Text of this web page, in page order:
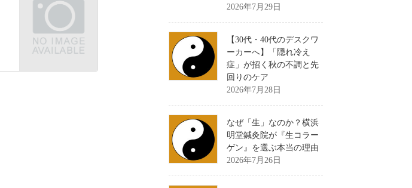
2026年7月29日
【30代・40代のデスクワ
ーカーへ】「隠れ冷え
症」が招く秋の不調と先
回りのケア
2026年7月28日
なぜ「生」なのか？横浜
明堂鍼灸院が『生コラー
ゲン』を選ぶ本当の理由
2026年7月26日